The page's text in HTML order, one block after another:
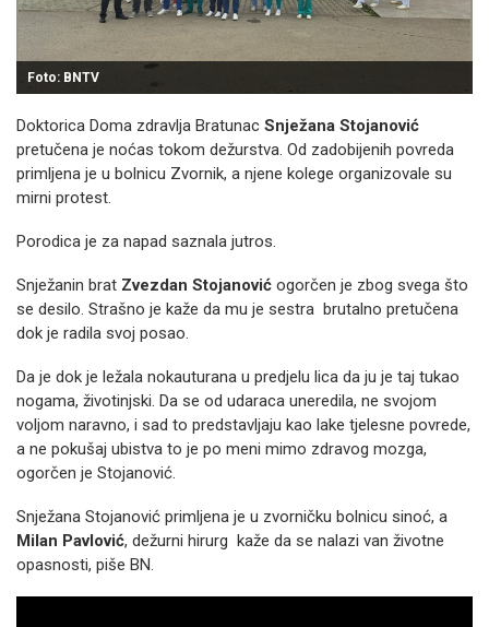
Foto: BNTV
Doktorica Doma zdravlja Bratunac Snježana Stojanović
pretučena je noćas tokom dežurstva. Od zadobijenih povreda
primljena je u bolnicu Zvornik, a njene kolege organizovale su
mirni protest.
Porodica je za napad saznala jutros.
Snježanin brat Zvezdan Stojanović ogorčen je zbog svega što
se desilo. Strašno je kaže da mu je sestra brutalno pretučena
dok je radila svoj posao.
Da je dok je ležala nokauturana u predjelu lica da ju je taj tukao
nogama, životinjski. Da se od udaraca uneredila, ne svojom
voljom naravno, i sad to predstavljaju kao lake tjelesne povrede,
a ne pokušaj ubistva to je po meni mimo zdravog mozga,
ogorčen je Stojanović.
Snježana Stojanović primljena je u zvorničku bolnicu sinoć, a
Milan Pavlović, dežurni hirurg kaže da se nalazi van životne
opasnosti, piše BN.